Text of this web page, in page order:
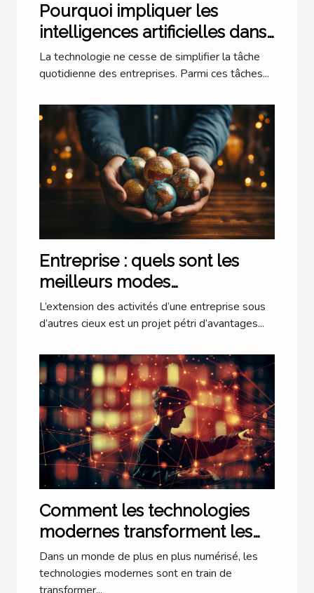
Pourquoi impliquer les
intelligences artificielles dans
la trésorerie ?
La technologie ne cesse de simplifier la tâche
quotidienne des entreprises. Parmi ces tâches...
Entreprise : quels sont les
meilleurs modes
d’implantation à l’étranger ?
L’extension des activités d’une entreprise sous
d’autres cieux est un projet pétri d’avantages...
Comment les technologies
modernes transforment les
cabinets d'avocats à Lyon
Dans un monde de plus en plus numérisé, les
technologies modernes sont en train de